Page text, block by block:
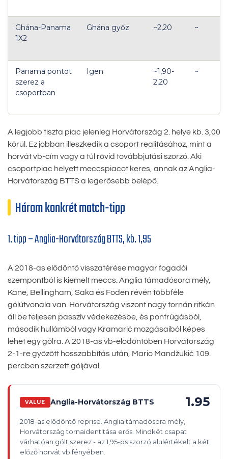
Ghána-Panama
1X2
Ghána győz ~2,20 ~
Panama pontot
szerez a
csoportban
Igen
~1,90-
2,20
~
A legjobb tiszta piac jelenleg Horvátország 2. helye kb. 3,00
körül. Ez jobban illeszkedik a csoport realitásához, mint a
horvát vb-cím vagy a túl rövid továbbjutási szorzó. Aki
csoportpiac helyett meccspiacot keres, annak az Anglia-
Horvátország BTTS a legerősebb belépő.
Három konkrét match-tipp
1. tipp – Anglia-Horvátország BTTS, kb. 1,95
A 2018-as elődöntő visszatérése magyar fogadói
szempontból is kiemelt meccs. Anglia támadósora mély,
Kane, Bellingham, Saka és Foden révén többféle
gólútvonala van. Horvátország viszont nagy tornán ritkán
áll be teljesen passzív védekezésbe, és pontrúgásból,
második hullámból vagy Kramarić mozgásaiból képes
lehet egy gólra. A 2018-as vb-elődöntőben Horvátország
2-1-re győzött hosszabbítás után, Mario Mandžukić 109.
percben szerzett góljával.
VALUE Anglia-Horvátország BTTS 1.95
2018-as elődöntő reprise. Anglia támadósora mély,
Horvátország tornaidentitása erős. Mindkét csapat
várhatóan gólt szerez - az 1,95-ös szorzó alulértékelt a két
előző horvát vb fényében.